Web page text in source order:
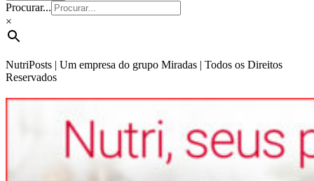
Procurar...
×
NutriPosts | Um empresa do grupo Miradas | Todos os Direitos
Reservados